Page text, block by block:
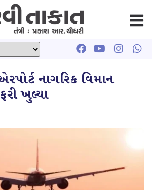
નાગરિક વિમાન
ખુલ્યા